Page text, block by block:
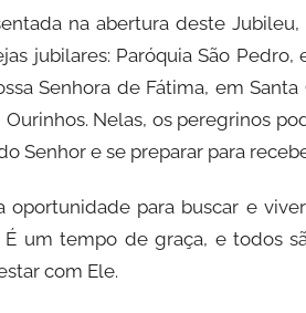
na abertura deste
jubilares: Paróquia São
Senhora de Fátima, em
Ourinhos. Nelas, os peregrinos
Senhor e se preparar para
oportunidade para buscar e
É um tempo de graça, e todos
com Ele.